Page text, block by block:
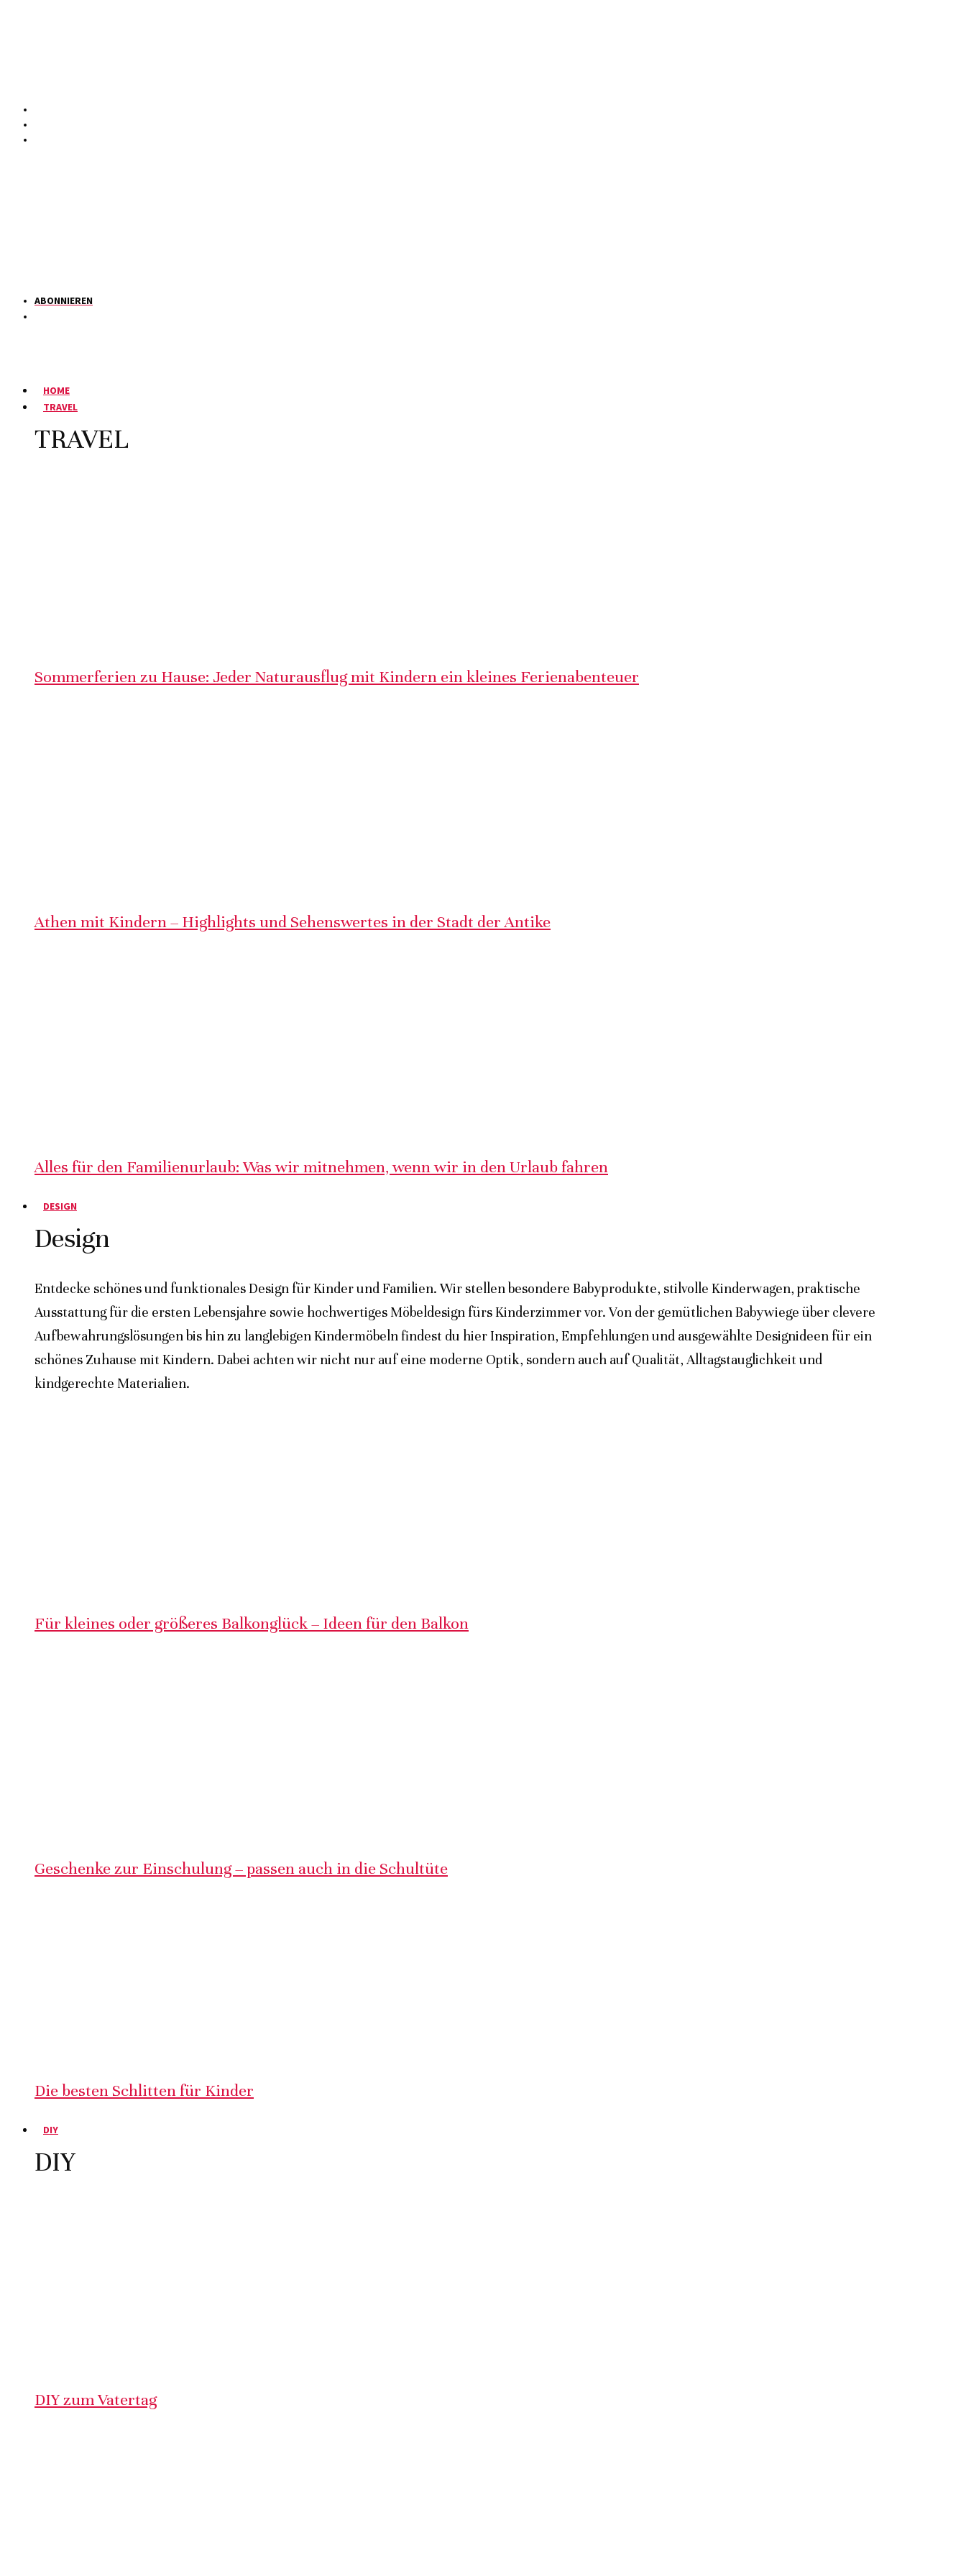
ABONNIEREN
HOME
TRAVEL
TRAVEL
Sommerferien zu Hause: Jeder Naturausflug mit Kindern ein kleines Ferienabenteuer
Athen mit Kindern – Highlights und Sehenswertes in der Stadt der Antike
Alles für den Familienurlaub: Was wir mitnehmen, wenn wir in den Urlaub fahren
DESIGN
Design
Entdecke schönes und funktionales Design für Kinder und Familien. Wir stellen besondere Babyprodukte, stilvolle Kinderwagen, praktische
Ausstattung für die ersten Lebensjahre sowie hochwertiges Möbeldesign fürs Kinderzimmer vor. Von der gemütlichen Babywiege über clevere
Aufbewahrungslösungen bis hin zu langlebigen Kindermöbeln findest du hier Inspiration, Empfehlungen und ausgewählte Designideen für ein
schönes Zuhause mit Kindern. Dabei achten wir nicht nur auf eine moderne Optik, sondern auch auf Qualität, Alltagstauglichkeit und
kindgerechte Materialien.
Für kleines oder größeres Balkonglück – Ideen für den Balkon
Geschenke zur Einschulung – passen auch in die Schultüte
Die besten Schlitten für Kinder
DIY
DIY
DIY zum Vatertag